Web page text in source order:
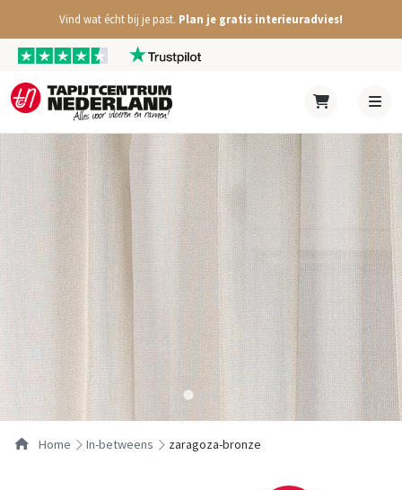
Vind wat écht bij je past. Plan je gratis interieuradvies!
Home in-betweens zaragoza-bronze